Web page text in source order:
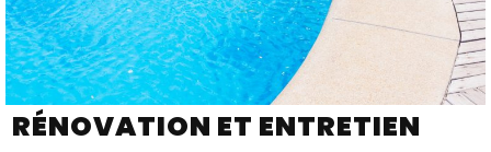
RÉNOVATION ET ENTRETIEN